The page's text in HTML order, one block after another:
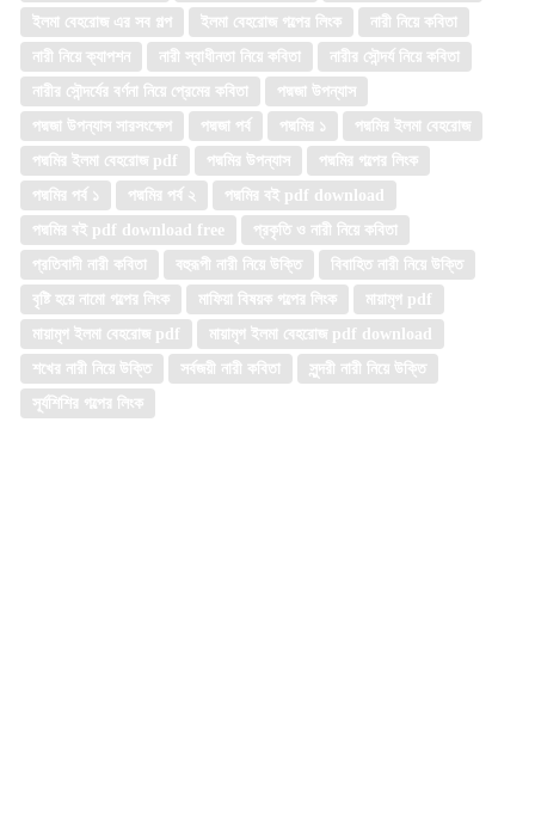
ইলমা বেহরোজ এর সব গল্প
ইলমা বেহরোজ গল্পের লিংক
নারী নিয়ে কবিতা
নারী নিয়ে ক্যাপশন
নারী স্বাধীনতা নিয়ে কবিতা
নারীর সৌন্দর্য নিয়ে কবিতা
নারীর সৌন্দর্যের বর্ণনা নিয়ে প্রেমের কবিতা
পদ্মজা উপন্যাস
পদ্মজা উপন্যাস সারসংক্ষেপ
পদ্মজা পর্ব পদ্মমির ১
পদ্মমির ইলমা বেহরোজ
পদ্মমির ইলমা বেহরোজ pdf
পদ্মমির উপন্যাস
পদ্মমির গল্পের লিংক
পদ্মমির পর্ব ১
পদ্মমির পর্ব ২
পদ্মমির বই pdf download
পদ্মমির বই pdf download free
প্রকৃতি ও নারী নিয়ে কবিতা
প্রতিবাদী নারী কবিতা
বহুরূপী নারী নিয়ে উক্তি
বিবাহিত নারী নিয়ে উক্তি
বৃষ্টি হয়ে নামো গল্পের লিংক
মাফিয়া বিষয়ক গল্পের লিংক
মায়ামৃগ pdf
মায়ামৃগ ইলমা বেহরোজ pdf
মায়ামৃগ ইলমা বেহরোজ pdf download
শখের নারী নিয়ে উক্তি
সর্বজয়ী নারী কবিতা
সুন্দরী নারী নিয়ে উক্তি
সূর্যশিশির গল্পের লিংক